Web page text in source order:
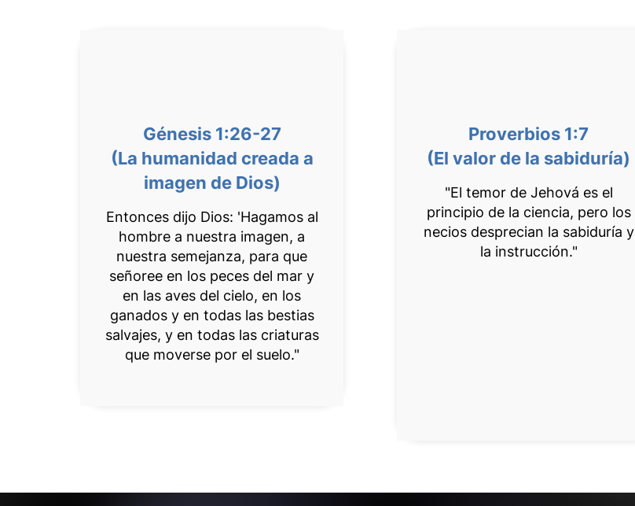
Génesis 1:26-27
(La humanidad creada a
imagen de Dios)
Entonces dijo Dios: 'Hagamos al
hombre a nuestra imagen, a
nuestra semejanza, para que
señoree en los peces del mar y
en las aves del cielo, en los
ganados y en todas las bestias
salvajes, y en todas las criaturas
que moverse por el suelo."
Proverbios 1:7
(El valor de la sabiduría)
"El temor de Jehová es el
principio de la ciencia, pero los
necios desprecian la sabiduría y
la instrucción."